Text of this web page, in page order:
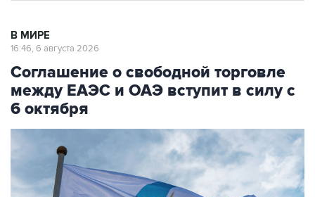
В МИРЕ
16:46, 6 августа 2026
Соглашение о свободной торговле
между ЕАЭС и ОАЭ вступит в силу с
6 октября